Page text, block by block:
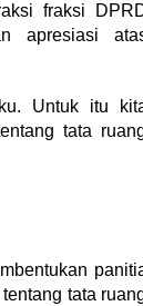
fraksi
apresiasi
Untuk itu
tata
tata